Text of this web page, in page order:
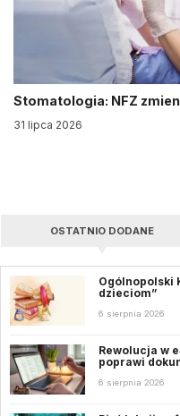
Stomatologia: NFZ
31 lipca 2026
OSTATNIO DODANE
Ogólnopolski
dzieciom”
6 sierpnia 2026
Rewolucja w
poprawi
6 sierpnia 2026